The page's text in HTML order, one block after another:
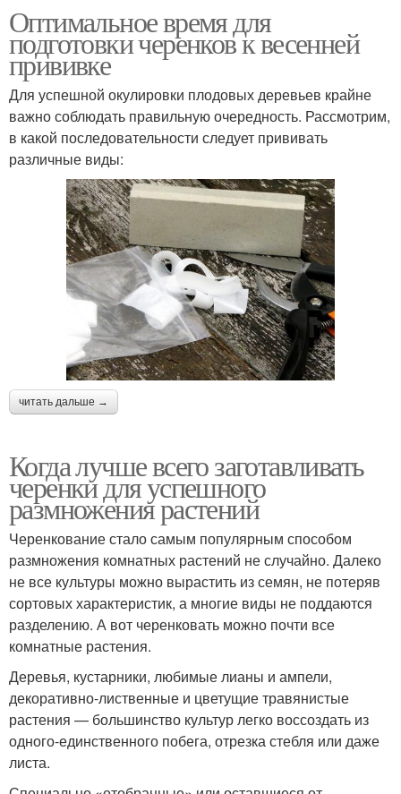
Оптимальное время для
подготовки черенков к весенней
прививке
Для успешной окулировки плодовых деревьев крайне
важно соблюдать правильную очередность. Рассмотрим,
в какой последовательности следует прививать
различные виды:
читать дальше →
Когда лучше всего заготавливать
черенки для успешного
размножения растений
Черенкование стало самым популярным способом
размножения комнатных растений не случайно. Далеко
не все культуры можно вырастить из семян, не потеряв
сортовых характеристик, а многие виды не поддаются
разделению. А вот черенковать можно почти все
комнатные растения.
Деревья, кустарники, любимые лианы и ампели,
декоративно-лиственные и цветущие травянистые
растения — большинство культур легко воссоздать из
одного-единственного побега, отрезка стебля или даже
листа.